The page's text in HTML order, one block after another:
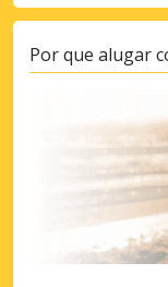
Por que alugar